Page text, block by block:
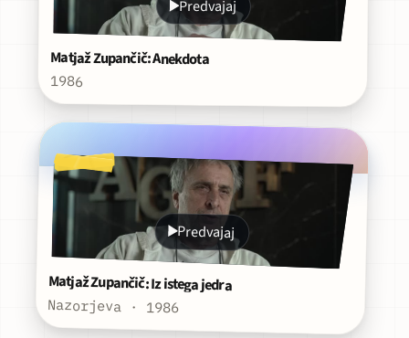
Predvajaj
Matjaž Zupančič: Anekdota
1986
Predvajaj
Matjaž Zupančič: Iz istega jedra
Nazorjeva · 1986